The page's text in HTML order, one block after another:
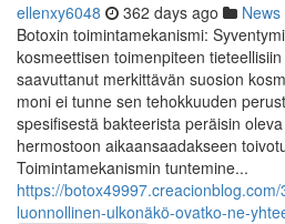
ellenxy6048 362 days ago News
Botoxin toimintamekanismi:
kosmeettisen toimenpiteen
saavuttanut merkittävän suosion
moni ei tunne sen tehokkuuden
spesifisestä bakteerista peräisin
hermostoon aikaansaadakseen
Toimintamekanismin tuntemine...
https://
luonnollinen-ulkonäkö-ovatko-ne-